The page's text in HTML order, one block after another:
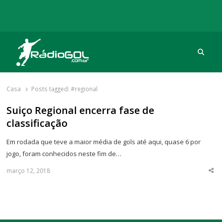
Rádio Gol
Há mais de 20 anos com as melhores coberturas
Casa Posts tagged:#regional
Suiço Regional encerra fase de
classificação
Em rodada que teve a maior média de gols até aqui, quase 6 por
jogo, foram conhecidos neste fim de…
março 12, 2018